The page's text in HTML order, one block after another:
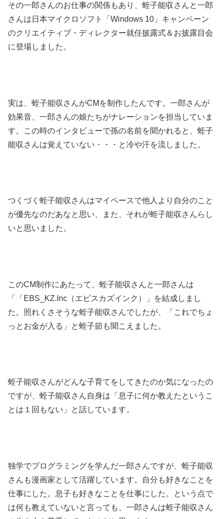
その一郎さんのお仕事の関係もあり、蛭子能収さんと一郎
さんは日本マイクロソフト「Windows 10」キャンペーン
のクリエイティブ・ディレクター就任披露式＆お披露目会
に登場しました。
実は、蛭子能収さんがCMを制作したんです。一郎さんが
効果音、一郎さんの娘たちがナレーションを担当していま
す。この時のインタビューで孫の名前を聞かれると、蛭子
能収さんは覚えていない・・・と冷や汗を流しました。
つくづく蛭子能収さんはマイペースで他人より自分のこと
が優先なのだあなと思い、また、それが蛭子能収さんらし
いと思いました。
このCM制作にあたって、蛭子能収さんと一郎さんは
「「EBS_KZ.Inc（エビスカズインク）」を結成しまし
た。照れくさそうな蛭子能収さんでしたが、「これでちょ
っとお金が入る」と蛭子節も聞こえました。
蛭子能収さんがどんな子育てをしてきたのか気になったの
ですが、蛭子能収さん自身は「息子に何か教えたというこ
とは１回もない」と話しています。
独学でプログラミングを学んだ一郎さんですが、蛭子能収
さんも漫画家として活躍しています。自分も好きなことを
仕事にした。息子も好きなことを仕事にした。という点で
は何も教えていないと言っても、一郎さんは蛭子能収さん